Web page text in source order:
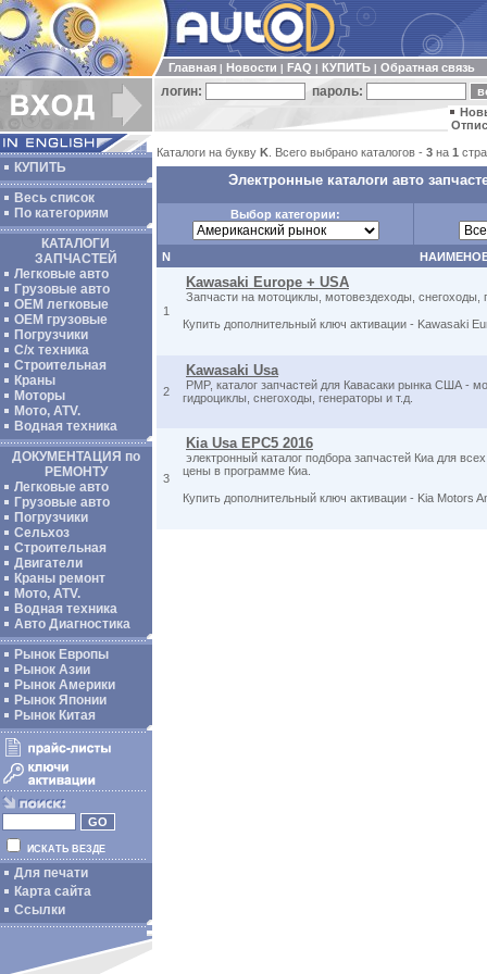
Главная Новости FAQ КУПИТЬ Обратная связь
логин: пароль:
КУПИТЬ
Весь список
По категориям
КАТАЛОГИ
ЗАПЧАСТЕЙ
Легковые авто
Грузовые авто
ОЕМ легковые
OEM грузовые
Погрузчики
С/х техника
Строительная
Краны
Моторы
Мото, ATV.
Водная техника
ДОКУМЕНТАЦИЯ по
РЕМОНТУ
Легковые авто
Грузовые авто
Погрузчики
Сельхоз
Строительная
Двигатели
Краны ремонт
Мото, ATV.
Водная техника
Авто Диагностика
Рынок Европы
Рынок Азии
Рынок Америки
Рынок Японии
Рынок Китая
ИСКАТЬ ВЕЗДЕ
Для печати
Карта сайта
Ссылки
Каталоги на букву K . Всего выбрано каталогов - 3 на 1
Электронные каталоги авто
Выбор категории:
N
1
Kawasaki Europe + USA
Запчасти на мотоциклы, мотовездеходы, снегоходы,
Купить дополнительный ключ активации - Kawasaki
2
Kawasaki Usa
PMP, каталог запчастей для Кавасаки рынка США -
гидроциклы, снегоходы, генераторы и т.д.
3
Kia Usa EPC5 2016
электронный каталог подбора запчастей Киа для
цены в программе Киа.
Купить дополнительный ключ активации - Kia Motors